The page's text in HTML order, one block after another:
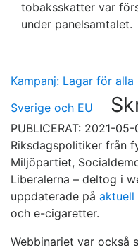
tobaksskatter var
under panelsamtalet.
Kampanj: Lagar för
Sverige och EU
PUBLICERAT: 2021-05-
Riksdagspolitiker från
Miljöpartiet,
Liberalerna – deltog i
uppdaterade på aktuell
och e-cigaretter.
Webbinariet var också